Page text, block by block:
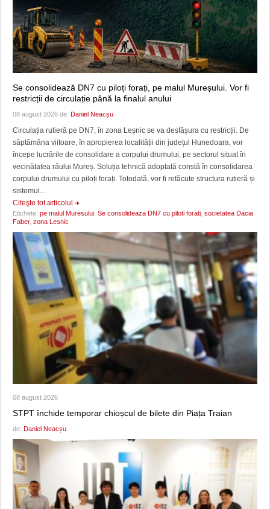
Se consolidează DN7 cu piloți forați, pe malul Mureșului. Vor fi
restricții de circulație până la finalul anului
08 august 2026 de: Daniel Neacșu
Circulația rutieră pe DN7, în zona Leșnic se va desfășura cu restricții. De
săptămâna viitoare, în apropierea localității din județul Hunedoara, vor
începe lucrările de consolidare a corpului drumului, pe sectorul situat în
vecinătatea râului Mureș. Soluția tehnică adoptată constă în consolidarea
corpului drumului cu piloți forați. Totodată, vor fi refăcute structura rutieră și
sistemul...
Citeşte tot articolul
Etichete: pe malul Muresului Se consolideaza DN7 cu piloti forati societatea Dacia
Faber, zona Lesnic
08 august 2026
STPT închide temporar chioșcul de bilete din Piața Traian
de: Daniel Neacșu